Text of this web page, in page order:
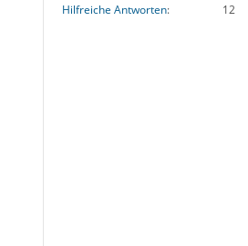
Hilfreiche Antworten
12